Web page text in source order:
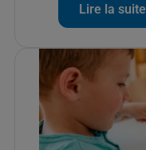
Lire la suite